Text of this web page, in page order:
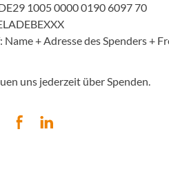
1005 0000 0190 6097 70
Name + Adresse des Spenders +
uns jederzeit über Spenden.